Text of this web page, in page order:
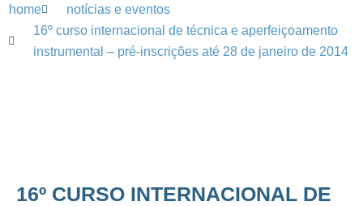
home
notícias e eventos
16º curso internacional de técnica e aperfeiçoamento
instrumental – pré-inscrições até 28 de janeiro de 2014
16º CURSO INTERNACIONAL DE